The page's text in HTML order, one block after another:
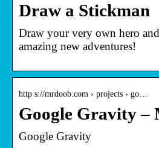
Draw a Stickman
Draw your very own hero
amazing new adventures!
http s://mrdoob.com › projects › go…
Google Gravity –
Google Gravity